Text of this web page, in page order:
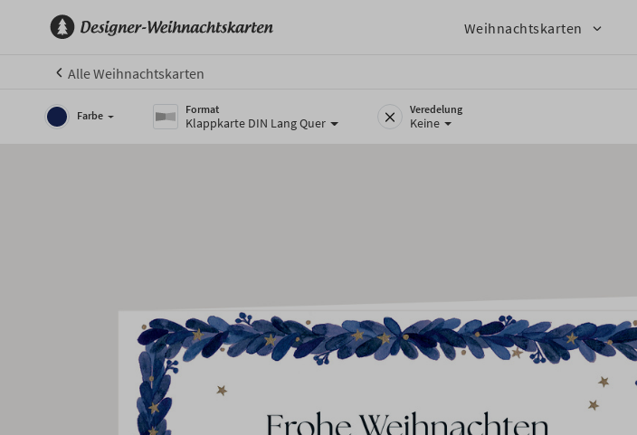
Weihnachtskarten
Alle Weihnachtskarten
Farbe
Format
Klappkarte DIN Lang Quer
Veredelung
Keine